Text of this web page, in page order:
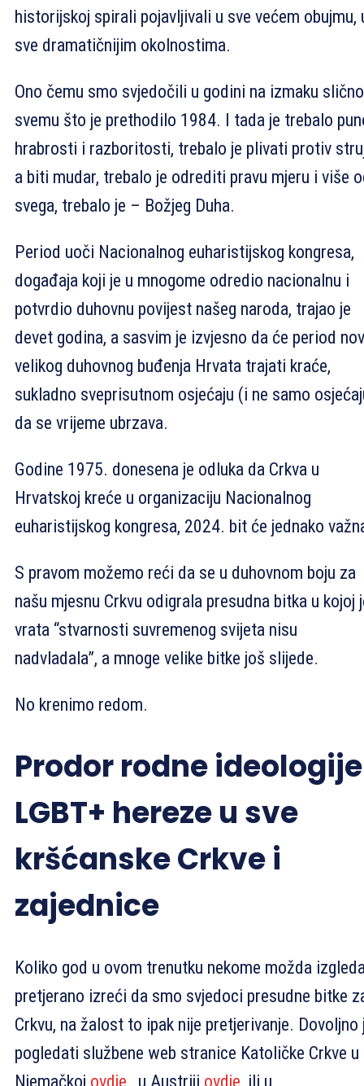
historijskoj spirali pojavljivali u sve većem obujmu,
sve dramatičnijim okolnostima.
Ono čemu smo svjedočili u godini na izmaku
svemu što je prethodilo 1984. I tada je trebalo
hrabrosti i razboritosti, trebalo je plivati protiv
a biti mudar, trebalo je odrediti pravu mjeru i više
svega, trebalo je – Božjeg Duha.
Period uoči Nacionalnog euharistijskog kongresa,
događaja koji je u mnogome odredio nacionalnu i
potvrdio duhovnu povijest našeg naroda, trajao je
devet godina, a sasvim je izvjesno da će period
velikog duhovnog buđenja Hrvata trajati kraće,
sukladno sveprisutnom osjećaju (i ne samo
da se vrijeme ubrzava.
Godine 1975. donesena je odluka da Crkva u
Hrvatskoj kreće u organizaciju Nacionalnog
euharistijskog kongresa, 2024. bit će jednako
S pravom možemo reći da se u duhovnom boju za
našu mjesnu Crkvu odigrala presudna bitka u kojoj
vrata “stvarnosti suvremenog svijeta nisu
nadvladala”, a mnoge velike bitke još slijede.
No krenimo redom.
Prodor rodne
LGBT+ hereze u sve
kršćanske Crkve i
zajednice
Koliko god u ovom trenutku nekome možda
pretjerano izreći da smo svjedoci presudne bitke
Crkvu, na žalost to ipak nije pretjerivanje. Dovoljno
pogledati službene web stranice Katoličke Crkve u
Njemačkoj ovdje , u Austriji ovdje , ili u